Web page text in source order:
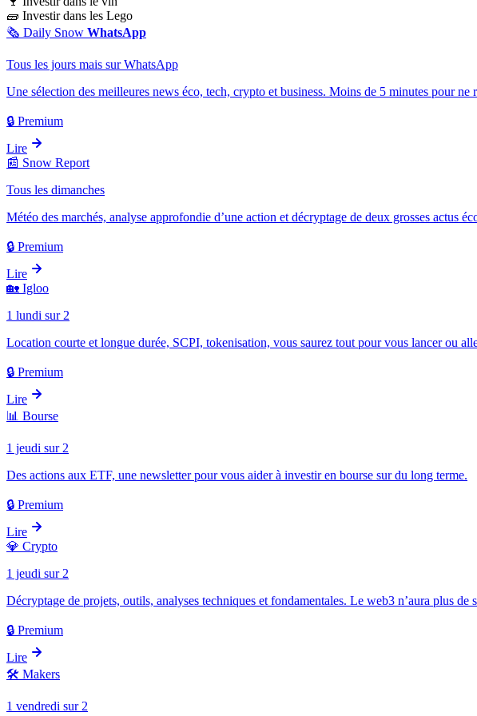
🧱 Investir dans les Lego
🗞️ Daily Snow WhatsApp
Tous les jours mais sur WhatsApp
Une sélection des meilleures news éco, tech, crypto et business. Moins de 5 minutes pour ne
🔒 Premium
Lire
📰 Snow Report
Tous les dimanches
Météo des marchés, analyse approfondie d’une action et décryptage de deux grosses actus
🔒 Premium
Lire
🏡 Igloo
1 lundi sur 2
Location courte et longue durée, SCPI, tokenisation, vous saurez tout pour vous lancer ou
🔒 Premium
Lire
📊 Bourse
1 jeudi sur 2
Des actions aux ETF, une newsletter pour vous aider à investir en bourse sur du long terme.
🔒 Premium
Lire
💎 Crypto
1 jeudi sur 2
Décryptage de projets, outils, analyses techniques et fondamentales. Le web3 n’aura plus de
🔒 Premium
Lire
🛠️ Makers
1 vendredi sur 2